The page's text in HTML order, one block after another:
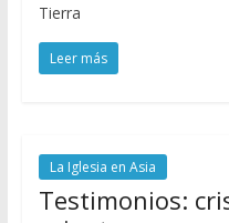
Tierra
Leer más
La Iglesia en Asia
Testimonios: